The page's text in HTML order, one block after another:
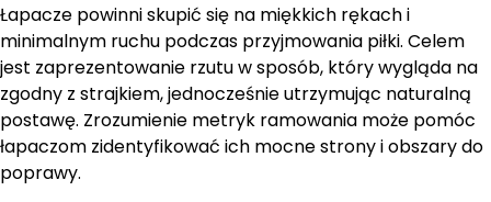
Łapacze powinni skupić się na miękkich rękach i
minimalnym ruchu podczas przyjmowania piłki. Celem
jest zaprezentowanie rzutu w sposób, który wygląda na
zgodny z strajkiem, jednocześnie utrzymując naturalną
postawę. Zrozumienie metryk ramowania może pomóc
łapaczom zidentyfikować ich mocne strony i obszary do
poprawy.